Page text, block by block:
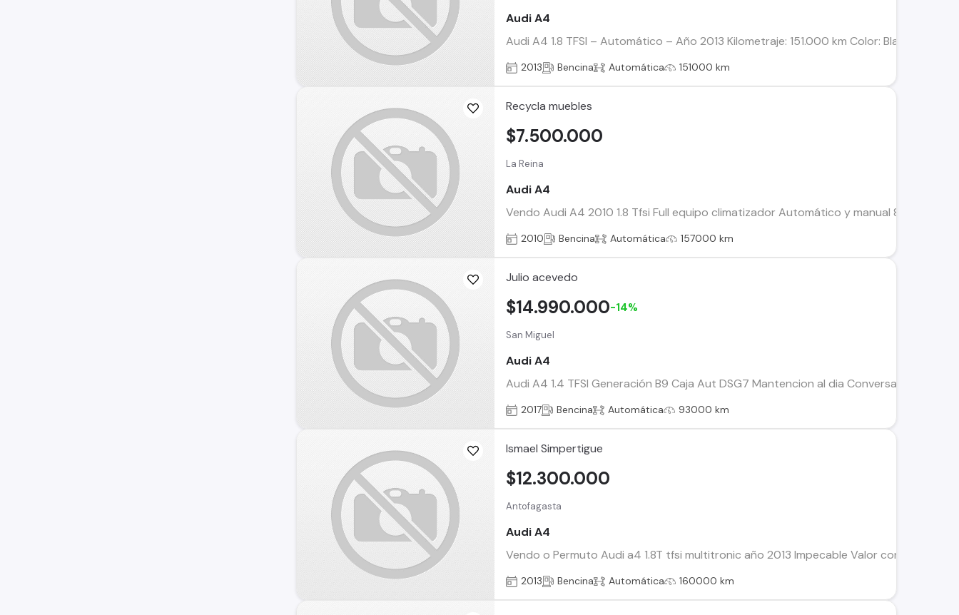
Audi A4
Audi A4 1.8 TFSI – Automático – Año 2013 Kilometraje: 151.000 km Color: Blanco
2013 Bencina Automática 151000 km
Recycla muebles
La Reina
Audi A4
Vendo Audi A4 2010 1.8 Tfsi Full equipo climatizador Automático y manual 8
$7.500.000
2010 Bencina Automática 157000 km
Julio acevedo
San Miguel
Audi A4
Audi A4 1.4 TFSI Generación B9 Caja Aut DSG7 Mantencion al dia Conversable
$14.990.000-14%
2017 Bencina Automática 93000 km
Ismael Simpertigue
Antofagasta
Audi A4
Vendo o Permuto Audi a4 1.8T tfsi multitronic año 2013 Impecable Valor
$12.300.000
2013 Bencina Automática 160000 km